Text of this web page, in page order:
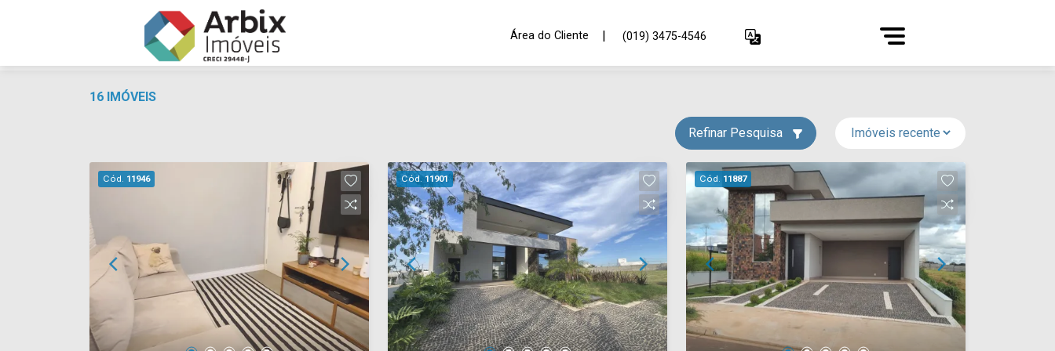
Área do Cliente | (019) 3475-4546
16 IMÓVEIS
Refinar Pesquisa
Cód. 11946 Cód.11901 Cód. 11887